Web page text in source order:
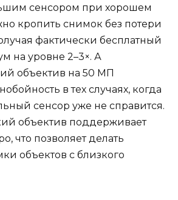
сенсором при хорошем
кропить снимок без потери
фактически бесплатный
на уровне 2–3×. А
объектив на 50 МП
в тех случаях, когда
сенсор уже не справится.
объектив поддерживает
что позволяет делать
объектов с близкого